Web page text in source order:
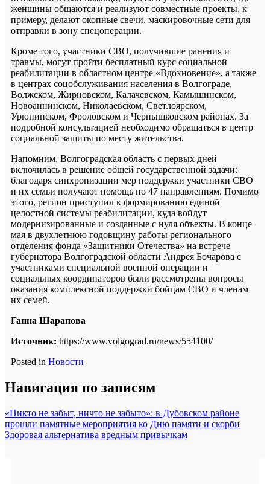
женщины общаются и реализуют совместные проекты, к
примеру, делают окопные свечи, маскировочные сети для
отправки в зону спецоперации.
Кроме того, участники СВО, получившие ранения и
травмы, могут пройти бесплатный курс социальной
реабилитации в областном центре «Вдохновение», а также
в центрах соцобслуживания населения в Волгограде,
Волжском, Жирновском, Калачевском, Камышинском,
Новоаннинском, Николаевском, Светлоярском,
Урюпинском, Фроловском и Чернышковском районах. За
подробной консультацией необходимо обращаться в центр
социальной защиты по месту жительства.
Напомним, Волгоградская область с первых дней
включилась в решение общей государственной задачи:
благодаря синхронизации мер поддержки участники СВО
и их семьи получают помощь по 47 направлениям. Помимо
этого, регион приступил к формированию единой
целостной системы реабилитации, куда войдут
модернизированные и созданные с нуля объекты. В конце
мая в двухлетнюю годовщину работы регионального
отделения фонда «Защитники Отечества» на встрече
губернатора Волгоградской области Андрея Бочарова с
участниками специальной военной операции и
социальных координаторов были рассмотрены вопросы
оказания комплексной поддержки бойцам СВО и членам
их семей.
Ганна Шарапова
Источник: https://www.volgograd.ru/news/554100/
Posted in Новости
Навигация по записям
«Никто не забыт, ничто не забыто»: в Дубовском районе
прошли памятные мероприятия ко Дню памяти и скорби
Здоровая альтернатива вредным привычкам